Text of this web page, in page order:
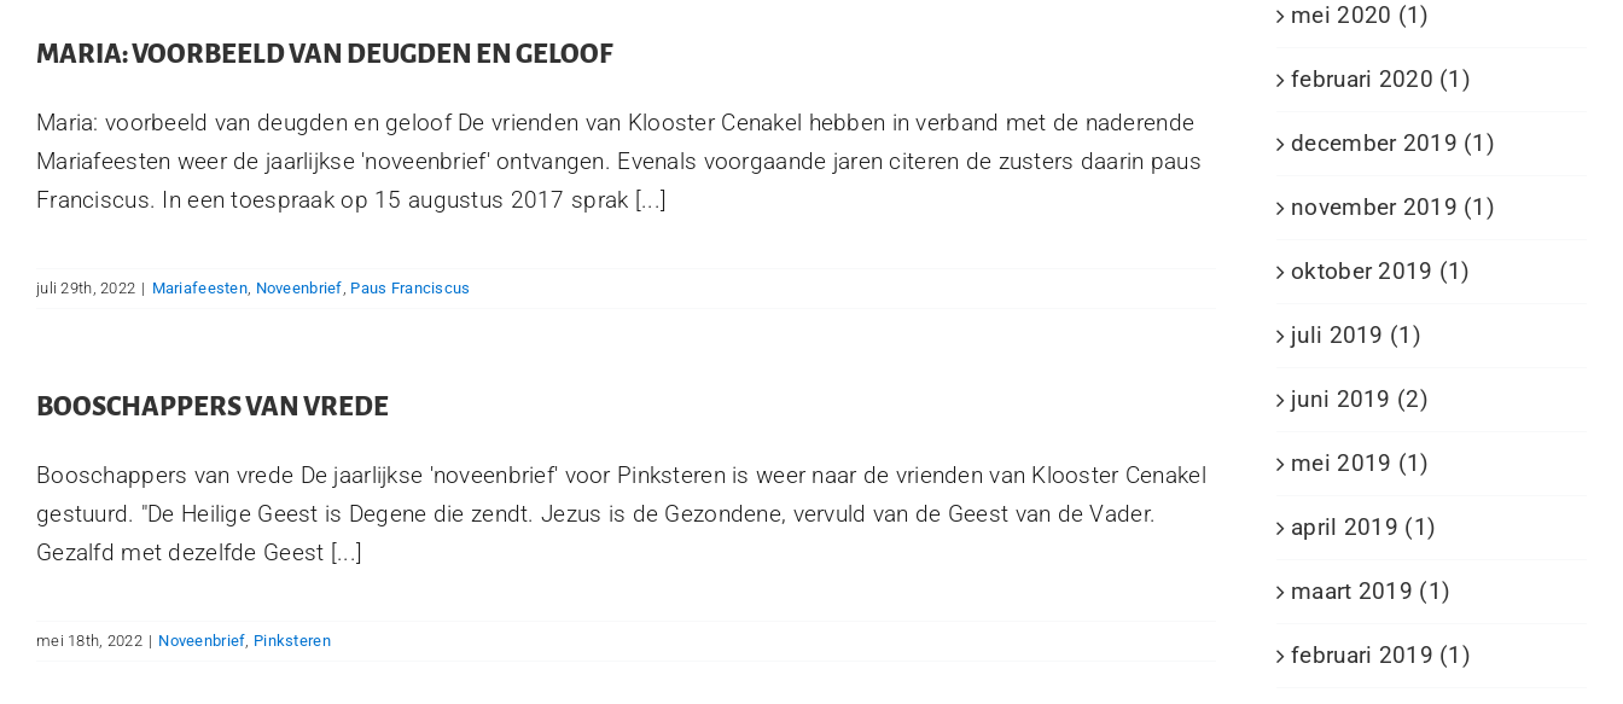
MARIA: VOORBEELD VAN DEUGDEN EN GELOOF
Maria: voorbeeld van deugden en geloof De vrienden van Klooster Cenakel hebben in verband met de naderende
Mariafeesten weer de jaarlijkse 'noveenbrief' ontvangen. Evenals voorgaande jaren citeren de zusters daarin paus
Franciscus. In een toespraak op 15 augustus 2017 sprak [...]
juli 29th, 2022 | Mariafeesten Noveenbrief Paus Franciscus
BOOSCHAPPERS VAN VREDE
Booschappers van vrede De jaarlijkse 'noveenbrief' voor Pinksteren is weer naar de vrienden van Klooster Cenakel
gestuurd. "De Heilige Geest is Degene die zendt. Jezus is de Gezondene, vervuld van de Geest van de Vader.
Gezalfd met dezelfde Geest [...]
mei 18th, 2022 | Noveenbrief Pinksteren
mei 2020 (1)
februari 2020 (1)
december 2019 (1)
november 2019 (1)
oktober 2019 (1)
juli 2019 (1)
juni 2019 (2)
mei 2019 (1)
april 2019 (1)
maart 2019 (1)
februari 2019 (1)